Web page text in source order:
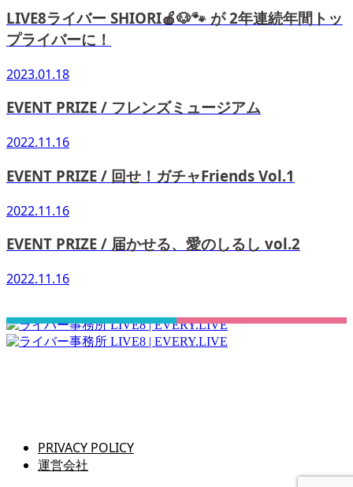
LIVE8ライバー SHIORI🍎🐶🐾 が 2年連続年間トッ
プライバーに！
2023.01.18
EVENT PRIZE / フレンズミュージアム
2022.11.16
EVENT PRIZE / 回せ！ガチャFriends Vol.1
2022.11.16
EVENT PRIZE / 届かせる、愛のしるし vol.2
2022.11.16
PRIVACY POLICY
運営会社